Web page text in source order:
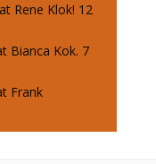
Rene Klok! 12
Bianca Kok. 7
Frank